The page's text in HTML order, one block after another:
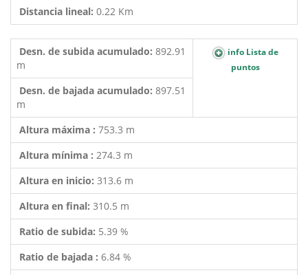
Distancia lineal: 0.22 Km
Desn. de subida acumulado: 892.91
m
info Lista de
puntos
Desn. de bajada acumulado: 897.51
m
Altura máxima : 753.3 m
Altura mínima : 274.3 m
Altura en inicio: 313.6 m
Altura en final: 310.5 m
Ratio de subida: 5.39 %
Ratio de bajada : 6.84 %